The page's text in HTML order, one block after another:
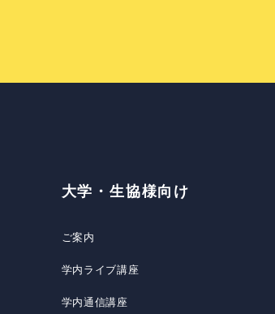
大学・生協様向け
ご案内
学内ライブ講座
学内通信講座